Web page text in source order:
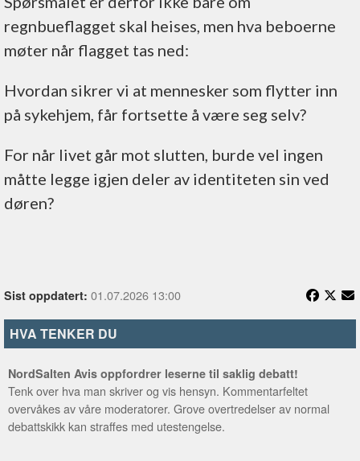
regnbueflagget skal heises, men hva beboerne
møter når flagget tas ned:
Hvordan sikrer vi at mennesker som flytter inn
på sykehjem, får fortsette å være seg selv?
For når livet går mot slutten, burde vel ingen
måtte legge igjen deler av identiteten sin ved
døren?
Sist oppdatert: 01.07.2026 13:00
HVA TENKER DU
NordSalten Avis oppfordrer leserne til saklig debatt!
Tenk over hva man skriver og vis hensyn. Kommentarfeltet
overvåkes av våre moderatorer. Grove overtredelser av normal
debattskikk kan straffes med utestengelse.